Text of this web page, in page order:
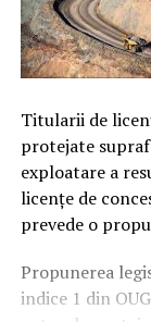
Titularii de
protejate
exploatare a
licenţe de
prevede o
Propunerea
indice 1 din